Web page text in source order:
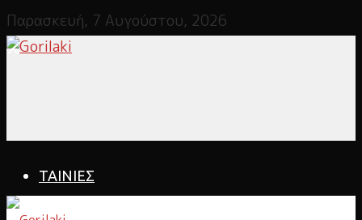
Παρασκευή, 7 Αυγούστου, 2026
ΤΑΙΝΙΕΣ